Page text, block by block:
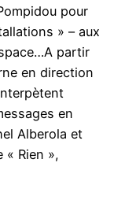
pour
» – aux
partir
en direction
en
Alberola et
Rien »,